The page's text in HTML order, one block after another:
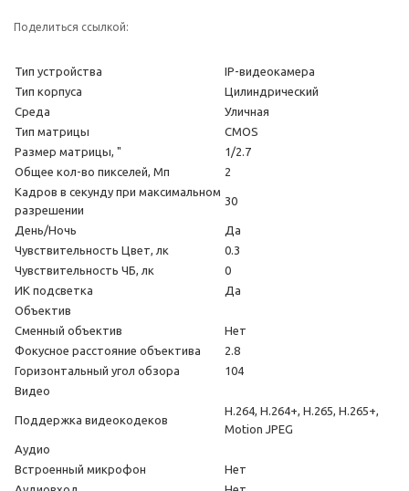
Поделиться ссылкой:
Тип устройства
IP-видеокамера
Тип корпуса
Цилиндрический
Среда
Уличная
Тип матрицы
CMOS
Размер матрицы, "
1/2.7
Общее кол-во пикселей, Мп
2
Кадров в секунду при максимальном
разрешении
30
День/Ночь
Да
Чувствительность Цвет, лк
0.3
Чувствительность ЧБ, лк
0
ИК подсветка
Да
Объектив
Сменный объектив
Нет
Фокусное расстояние объектива
2.8
Горизонтальный угол обзора
104
Видео
Поддержка видеокодеков
H.264, H.264+, H.265, H.265+,
Motion JPEG
Аудио
Встроенный микрофон
Нет